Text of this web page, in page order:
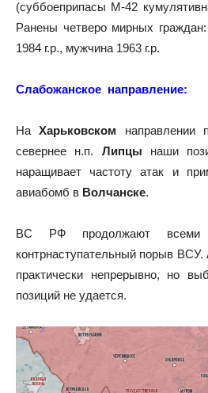
(суббоеприпасы М-42
Ранены четверо мирных
1984 г.р., мужчина 1963 г.р.
Слабожанское направление:
НаХарьковском направлении
севернее н.п. Липцы наши
наращивает частоту атак и
авиабомб в Волчанске.
ВС РФ продолжают всеми
контрнаступательный порыв ВСУ.
практически непрерывно, но
позиций не удается.